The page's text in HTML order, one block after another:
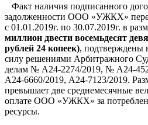
Факт наличия подписанного
задолженности ООО «УЖКХ»
с 01.01.2019г. по 30.07.2019г. в
миллион двести восемьдесят
рублей 24 копеек), подтверждены
силу решениями Арбитражного
делам № А24-2274/2019, № А24-
А24-6660/2019, А24-7123/2019.
превышает две среднемесячные
оплате ООО «УЖКХ» за
ресурсы.